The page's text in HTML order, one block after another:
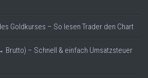
Goldkurses – So lesen Trader den Chart
Brutto) – Schnell & einfach Umsatzsteuer